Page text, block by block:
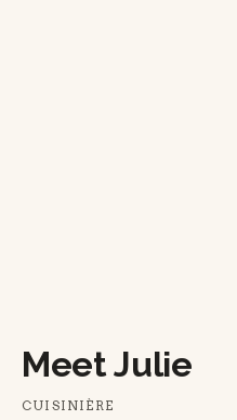
Meet Julie
CUISINIÈRE